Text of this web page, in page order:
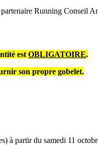
Running Conseil
est OBLIGATOIRE.
son propre gobelet.
à partir du samedi 11